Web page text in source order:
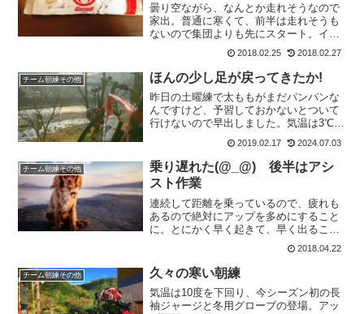
曇り空ながら、なんとか走れそうなので
家出。普通に寒くて、前半は走れそうも
ないので集団よりも先にスタート。イン
ナークルクルで身体を温めて走ります。
40分くらいで、なんとか手先の冷えがな
くなる程度。汗が出るなんてことは、全
くなくユルユルと走って...
2018.02.25 2018.02.27
チーム朝練その他 ほんの少し足が戻ってきたか!
昨日の土曜練で太ももがまだパンパンな
んですけど、予習しておかないとついて
行けないので早出しました。気温は3℃で
北方面のアップは向かい風で進まない
(>_<)集団がくるまでに丘を3回は登って
おかないと心拍のアップにならないので
時間を見ながら調整...
2019.02.17 2024.07.03
チーム朝練その他
乗り遅れた(@_@) 後半はアシ
スト作業
連続して距離を乗っているので、疲れも
あるので絶対にアップを多めにすること
に。とにかく早く起きて、早く出ること
だ。どうせ前半は遅れるし(ーー゛)気温も
昨日よりも、高いようなので助かる。で
も、心拍があげられそうもないので、も
う折り返し地点まで行...
2018.04.22
チーム朝練その他 久々の寒い朝練
気温は10度を下回り、今シーズン初の長
袖ジャージと冬用グローブの登場。アッ